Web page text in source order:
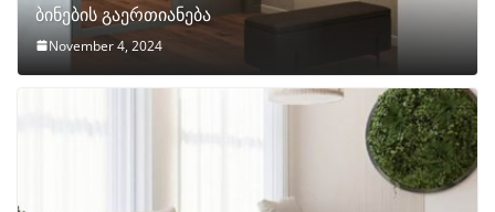
ბინების გაერთიანება
November 4, 2024